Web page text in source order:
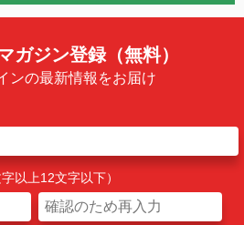
ガジン登録（無料）
ンの最新情報をお届け
以上12文字以下）